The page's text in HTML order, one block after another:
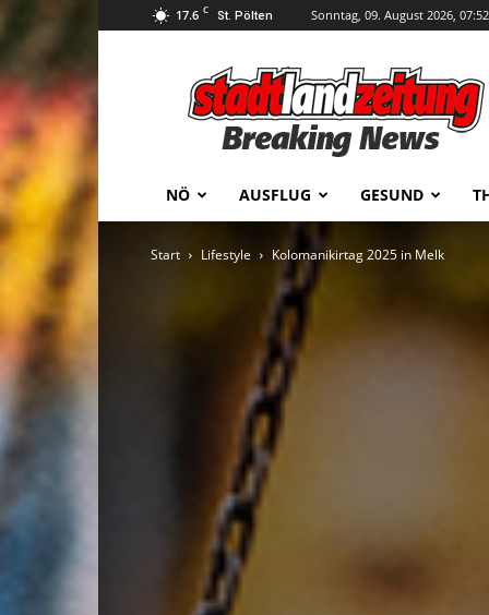
17.6 C St. Pölten Sonntag, 09. August 2026, 07:52
stadtlandzeitung
NÖ AUSFLUG GESUND
Start Lifestyle Kolomanikirtag 2025 in Melk